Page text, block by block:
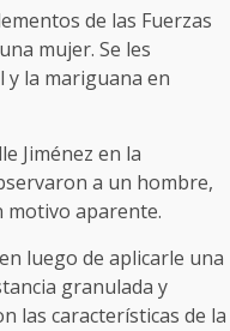
de las Fuerzas
mujer. Se les
y la mariguana en
Jiménez en la
a un hombre,
motivo aparente.
luego de aplicarle una
granulada y
las características de la